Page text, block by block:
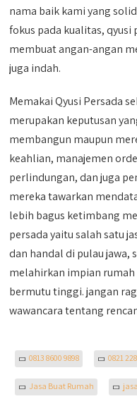
nama baik kami yang
fokus pada kualitas, qyusi
membuat angan-angan
juga indah.
Memakai Qyusi Persada
merupakan keputusan
membangun maupun
keahlian, manajemen
perlindungan, dan juga
mereka tawarkan
lebih bagus ketimbang
persada yaitu salah satu
dan handal di pulau jawa,
melahirkan impian
bermutu tinggi. jangan
wawancara tentang
0813 8600 9898 0821
Jasa Buat Rumah